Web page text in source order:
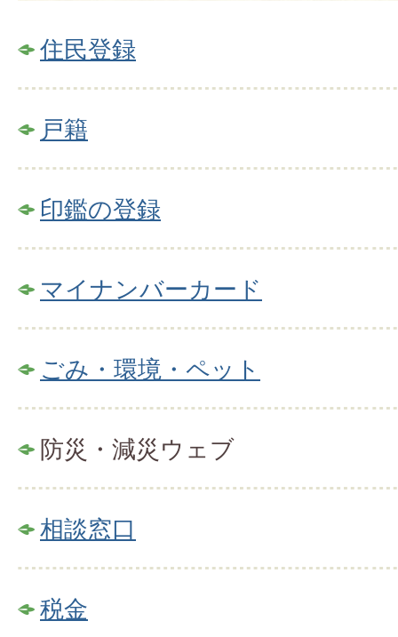
住民登録
戸籍
印鑑の登録
マイナンバーカード
ごみ・環境・ペット
防災・減災ウェブ
相談窓口
税金